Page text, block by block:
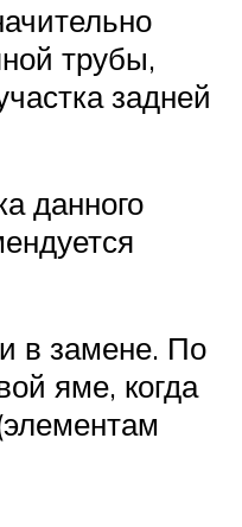
трубы,
задней
данного
в замене. По
яме, когда